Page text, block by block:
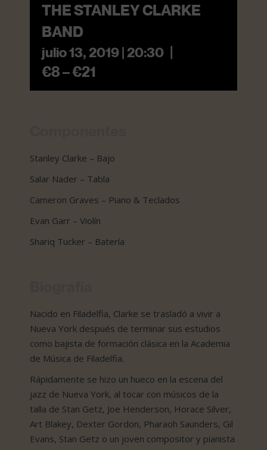
THE STANLEY CLARKE
BAND
julio 13, 2019 | 20:30
€8 – €21
Stanley Clarke – Bajo
Salar Nader – Tabla
Cameron Graves – Piano & Teclados
Evan Garr – Violín
Shariq Tucker – Batería
Nacido en Filadelfia, Clarke se trasladó a vivir a
Nueva York después de terminar sus estudios
como bajista de formación clásica en la Academia
de Música de Filadelfia.
Rápidamente se hizo un hueco en la escena del
jazz de Nueva York, al tocar con músicos de la
talla de Stan Getz, Joe Henderson, Horace Silver,
Art Blakey, Dexter Gordon, Pharaoh Saunders, Gil
Evans, Stan Getz o un joven compositor y pianista